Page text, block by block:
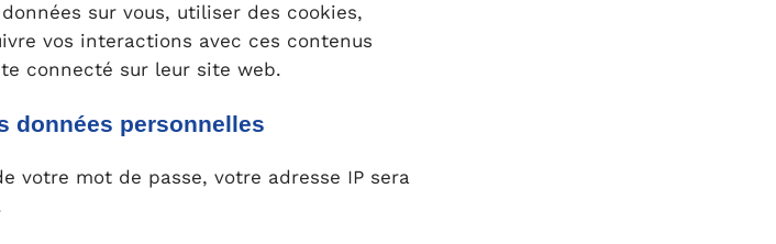
sur vous, utiliser des cookies,
vos interactions avec ces contenus
connecté sur leur site web.
données personnelles
votre mot de passe, votre adresse IP sera